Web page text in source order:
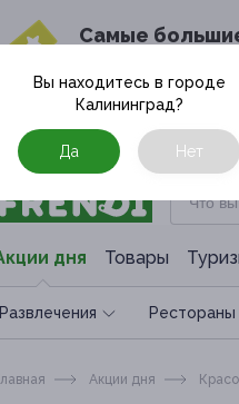
Cамые
в твоём
Москва
дня Товары
Развлечения
Вы находитесь в городе
Калининград?
Да Нет
Акции дня